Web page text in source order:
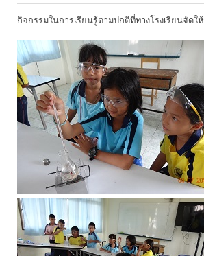
กิจกรรมในการเรียนรู้ตามปกติที่ทางโรงเรียนจัดใ